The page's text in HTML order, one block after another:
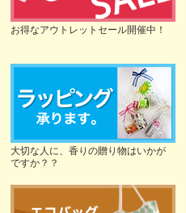
お得なアウトレットセール開催中！
大切な人に、香りの贈り物はいかが
ですか？？